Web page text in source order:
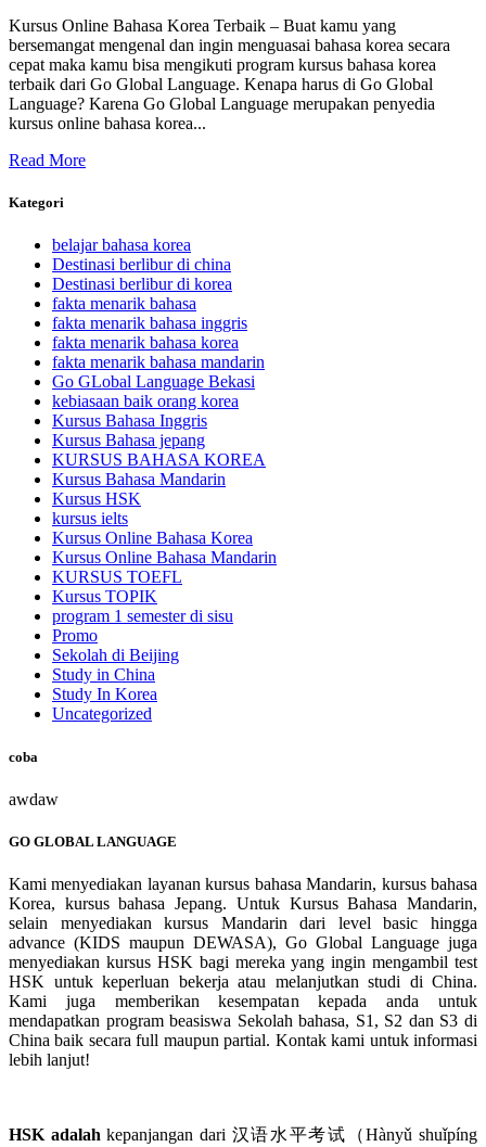
Kursus Online Bahasa Korea Terbaik – Buat kamu yang
bersemangat mengenal dan ingin menguasai bahasa korea secara
cepat maka kamu bisa mengikuti program kursus bahasa korea
terbaik dari Go Global Language. Kenapa harus di Go Global
Language? Karena Go Global Language merupakan penyedia
kursus online bahasa korea...
Read More
Kategori
belajar bahasa korea
Destinasi berlibur di china
Destinasi berlibur di korea
fakta menarik bahasa
fakta menarik bahasa inggris
fakta menarik bahasa korea
fakta menarik bahasa mandarin
Go GLobal Language Bekasi
kebiasaan baik orang korea
Kursus Bahasa Inggris
Kursus Bahasa jepang
KURSUS BAHASA KOREA
Kursus Bahasa Mandarin
Kursus HSK
kursus ielts
Kursus Online Bahasa Korea
Kursus Online Bahasa Mandarin
KURSUS TOEFL
Kursus TOPIK
program 1 semester di sisu
Promo
Sekolah di Beijing
Study in China
Study In Korea
Uncategorized
coba
awdaw
GO GLOBAL LANGUAGE
Kami menyediakan layanan kursus bahasa Mandarin, kursus bahasa
Korea, kursus bahasa Jepang. Untuk Kursus Bahasa Mandarin,
selain menyediakan kursus Mandarin dari level basic hingga
advance (KIDS maupun DEWASA), Go Global Language juga
menyediakan kursus HSK bagi mereka yang ingin mengambil test
HSK untuk keperluan bekerja atau melanjutkan studi di China.
Kami juga memberikan kesempatan kepada anda untuk
mendapatkan program beasiswa Sekolah bahasa, S1, S2 dan S3 di
China baik secara full maupun partial. Kontak kami untuk informasi
lebih lanjut!
HSK adalah kepanjangan dari 汉语水平考试（Hànyǔ shuǐpíng